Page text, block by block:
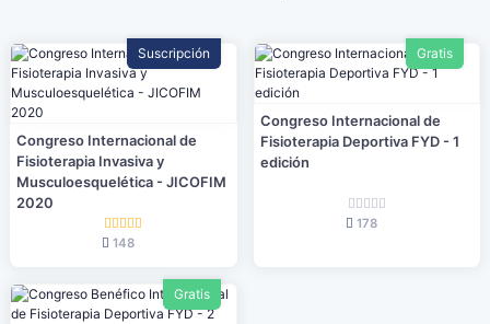
Suscripción
Congreso Internacional de
Fisioterapia Invasiva y
Musculoesquelética - JICOFIM
2020
148
Gratis
Congreso Internacional de
Fisioterapia Deportiva FYD - 1
edición
178
Gratis